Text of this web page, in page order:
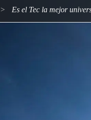
Es el Tec la mejor